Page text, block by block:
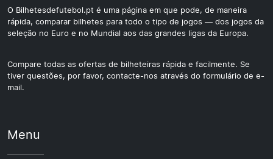
O Bilhetesdefutebol.pt é uma página em que pode, de maneira
rápida, comparar bilhetes para todo o tipo de jogos — dos jogos da
seleção no Euro e no Mundial aos das grandes ligas da Europa.
Compare todas as ofertas de bilheteiras rápida e facilmente. Se
tiver questões, por favor, contacte-nos através do formulário de e-
mail.
Menu